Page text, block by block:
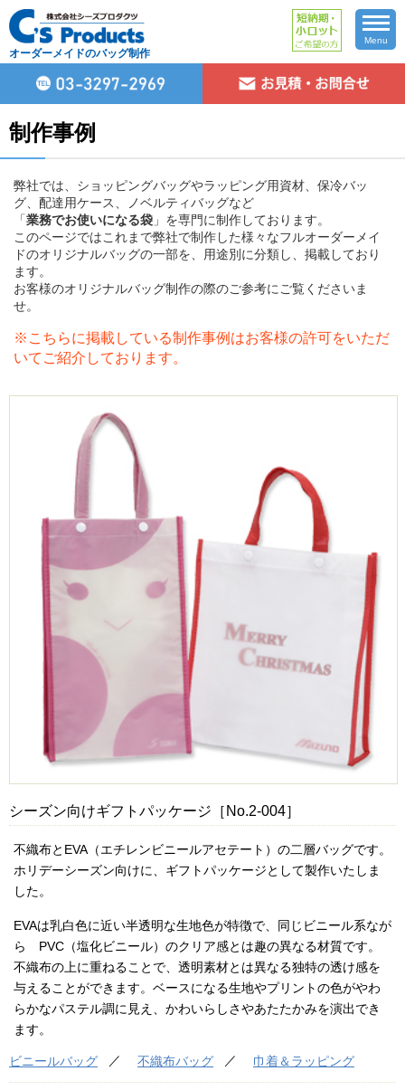
オーダーメイドのバッグ制作
Menu
制作事例
弊社では、ショッピングバッグやラッピング用資材、保冷バッ
グ、配達用ケース、ノベルティバッグなど
「業務でお使いになる袋 」を専門に制作しております。
このページではこれまで弊社で制作した様々なフルオーダーメイ
ドのオリジナルバッグの一部を、用途別に分類し、掲載しており
ます。
お客様のオリジナルバッグ制作の際のご参考にご覧くださいま
せ。
※こちらに掲載している制作事例はお客様の許可をいただ
いてご紹介しております。
シーズン向けギフトパッケージ［No.2-004］
不織布とEVA（エチレンビニールアセテート）の二層バッグです。
ホリデーシーズン向けに、ギフトパッケージとして製作いたしま
した。
EVAは乳白色に近い半透明な生地色が特徴で、同じビニール系なが
ら PVC（塩化ビニール）のクリア感とは趣の異なる材質です。
不織布の上に重ねることで、透明素材とは異なる独特の透け感を
与えることができます。ベースになる生地やプリントの色がやわ
らかなパステル調に見え、かわいらしさやあたたかみを演出でき
ます。
ビニールバッグ 不織布バッグ 巾着＆ラッピング